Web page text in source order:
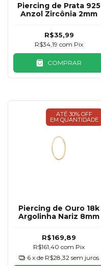
Piercing de Prata 925
Anzol Zircônia 2mm
R$35,99
R$34,19com Pix
COMPRAR
ATÉ 30% OFF
EM QUANTIDADE
Piercing de Ouro 18k
Argolinha Nariz 8mm
R$169,89
R$161,40com Pix
6 x de R$28,32 sem juros